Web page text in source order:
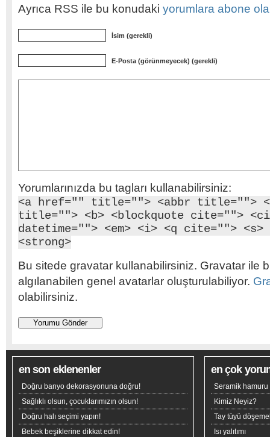
Ayrıca RSS ile bu konudaki yorumlara abone
İsim (gerekli)
E-Posta (görünmeyecek) (gerekli)
Yorumlarınızda bu tagları kullanabilirsiniz:
<a href="" title=""> <abbr title="">
title=""> <b> <blockquote cite="">
datetime=""> <em> <i> <q cite="">
<strong>
Bu sitede gravatar kullanabilirsiniz. Gravatar ile
algılanabilen genel avatarlar oluşturulabiliyor.
olabilirsiniz.
en son eklenenler
Doğru banyo dekorasyonuna doğru!
Sağlıklı olsun, çocuklarımızın olsun!
Doğru halı seçimi yapın!
Bebek beşiklerine dikkat edin!
en çok
Seramik hamuru
Kimiz Neyiz?
Tay tüyü
Isı yalıtımı